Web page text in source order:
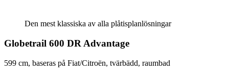
Den mest klassiska av alla plåtisplanlösningar
Globetrail 600 DR Advantage
599 cm, baseras på Fiat/Citroën, tvärbädd, raumbad